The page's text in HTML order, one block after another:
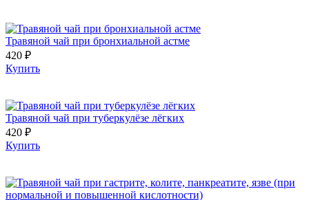
Травяной чай при бронхиальной астме
420 ₽
Купить
Травяной чай при туберкулёзе лёгких
420 ₽
Купить